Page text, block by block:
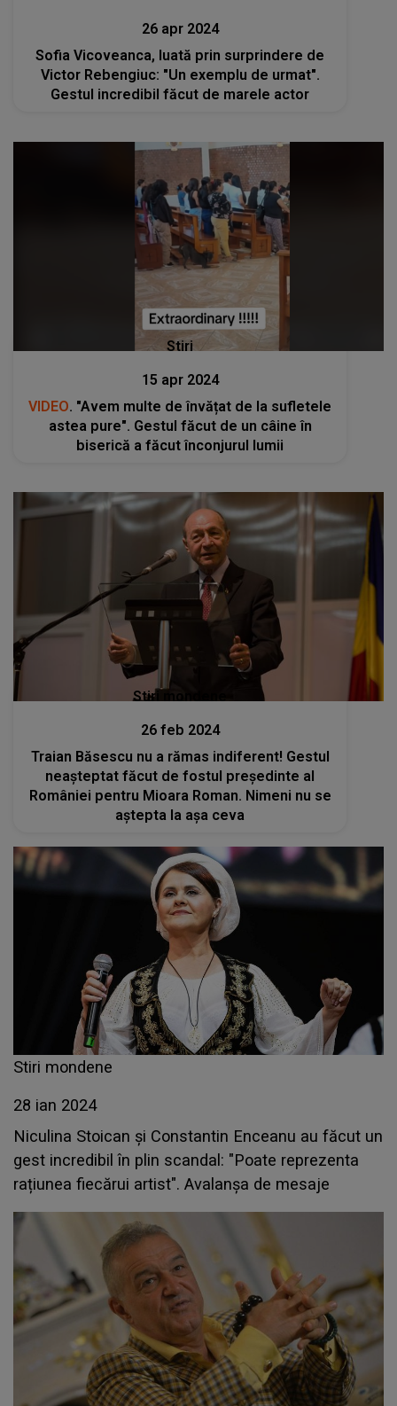
26 apr 2024
Sofia Vicoveanca, luată prin surprindere de
Victor Rebengiuc: "Un exemplu de urmat".
Gestul incredibil făcut de marele actor
Stiri
15 apr 2024
VIDEO. "Avem multe de învățat de la sufletele
astea pure". Gestul făcut de un câine în
biserică a făcut înconjurul lumii
Stiri mondene
26 feb 2024
Traian Băsescu nu a rămas indiferent! Gestul
neașteptat făcut de fostul președinte al
României pentru Mioara Roman. Nimeni nu se
aştepta la aşa ceva
Stiri mondene
28 ian 2024
Niculina Stoican și Constantin Enceanu au făcut un
gest incredibil în plin scandal: "Poate reprezenta
rațiunea fiecărui artist". Avalanșa de mesaje